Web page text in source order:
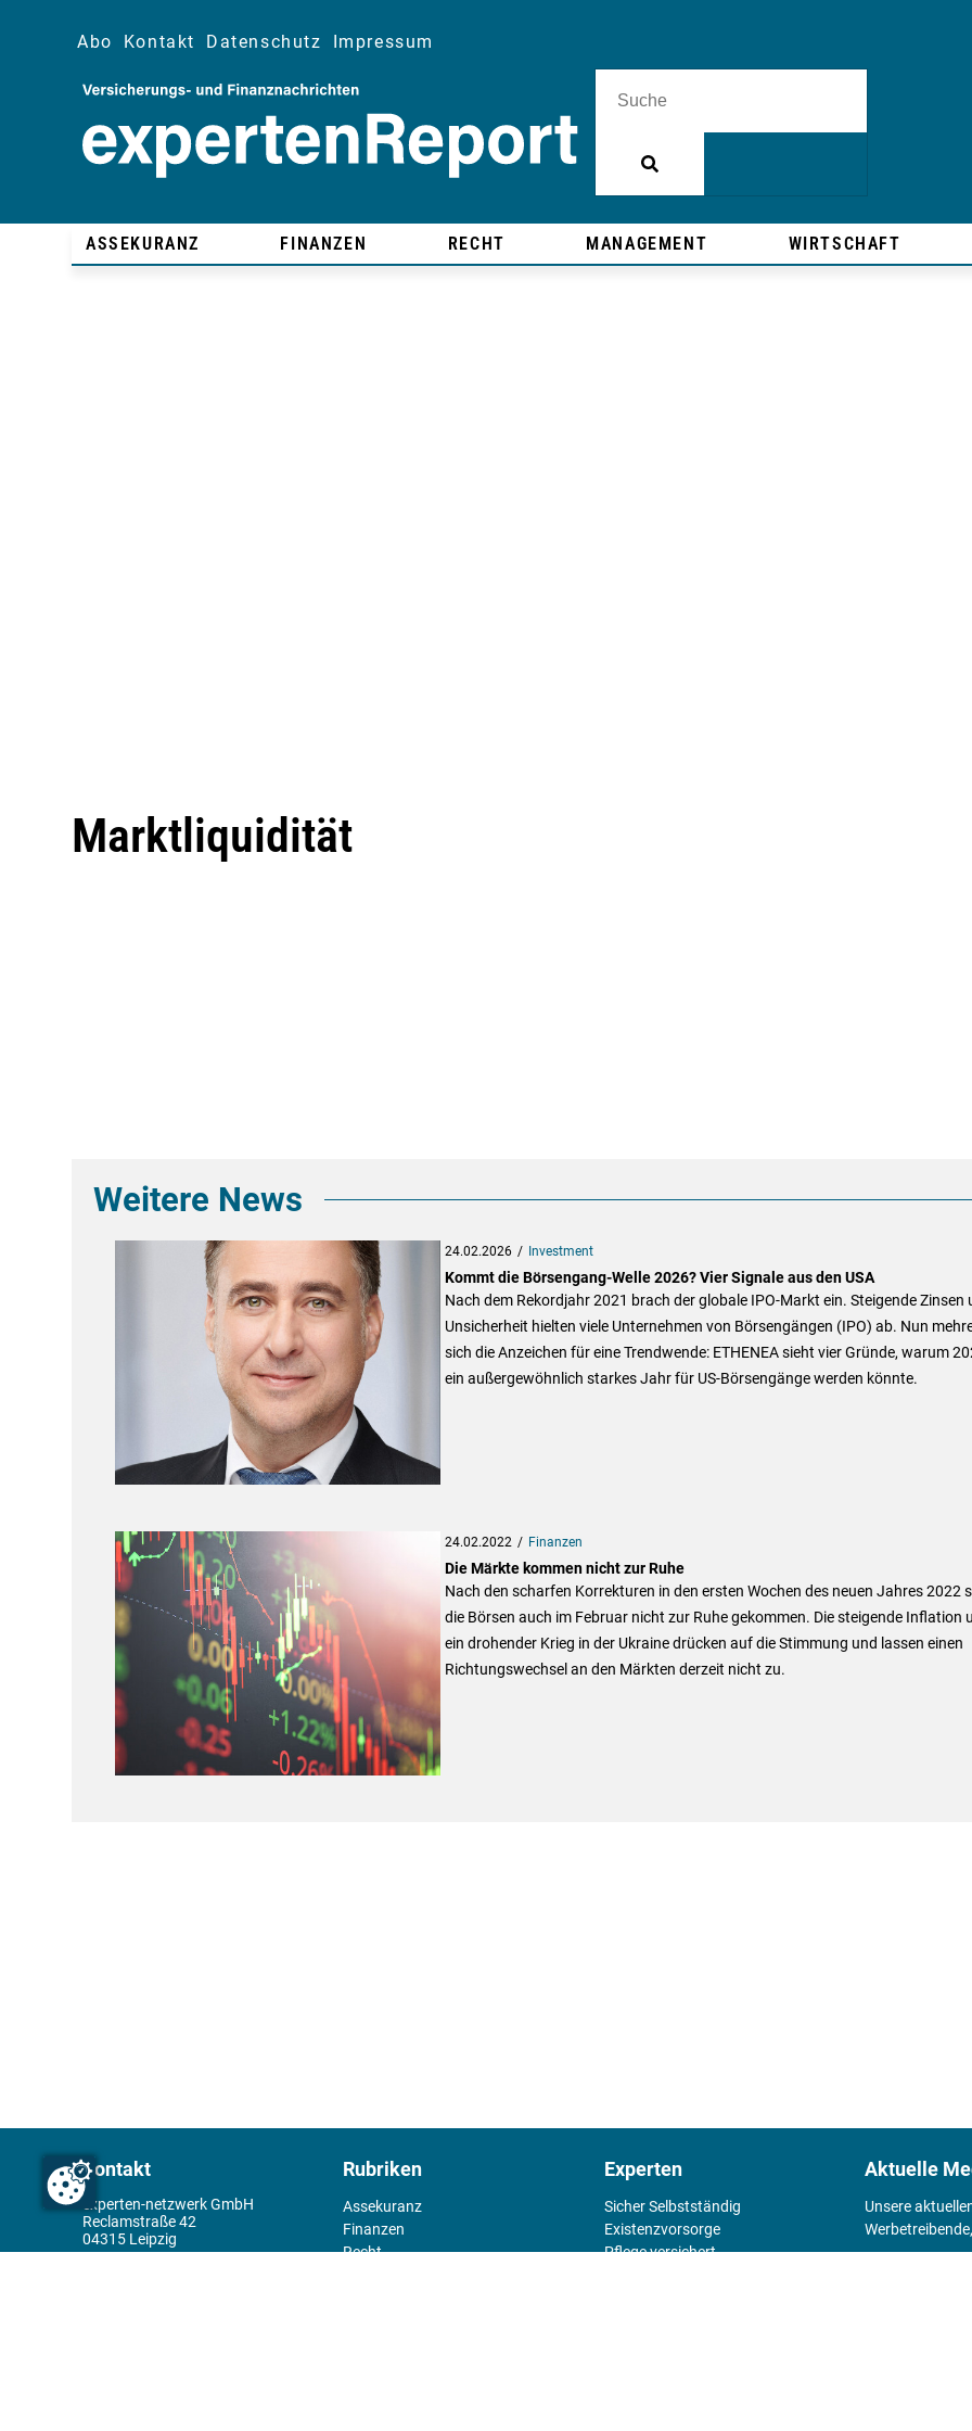
Abo Kontakt Datenschutz Impressum
ASSEKURANZ FINANZEN RECHT MANAGEMENT WIRTSCHAFT
Marktliquidität
Weitere News
24.02.2026 Investment
Kommt die Börsengang-Welle 2026? Vier Signale aus den USA
Nach dem Rekordjahr 2021 brach der globale IPO-Markt ein. Steigende Zinsen
Unsicherheit hielten viele Unternehmen von Börsengängen (IPO) ab. Nun
sich die Anzeichen für eine Trendwende: ETHENEA sieht vier Gründe, warum
ein außergewöhnlich starkes Jahr für US-Börsengänge werden könnte.
24.02.2022 Finanzen
Die Märkte kommen nicht zur Ruhe
Nach den scharfen Korrekturen in den ersten Wochen des neuen Jahres 2022
die Börsen auch im Februar nicht zur Ruhe gekommen. Die steigende Inflation
ein drohender Krieg in der Ukraine drücken auf die Stimmung und lassen einen
Richtungswechsel an den Märkten derzeit nicht zu.
Kontakt
experten-netzwerk GmbH
Reclamstraße 42
04315 Leipzig
Rubriken
Assekuranz
Finanzen
Recht
Experten
Sicher Selbstständig
Existenz­vorsorge
Pflege versichert
Aktuelle
Unsere